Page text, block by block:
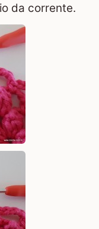
da corrente.